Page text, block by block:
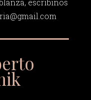
escribinos